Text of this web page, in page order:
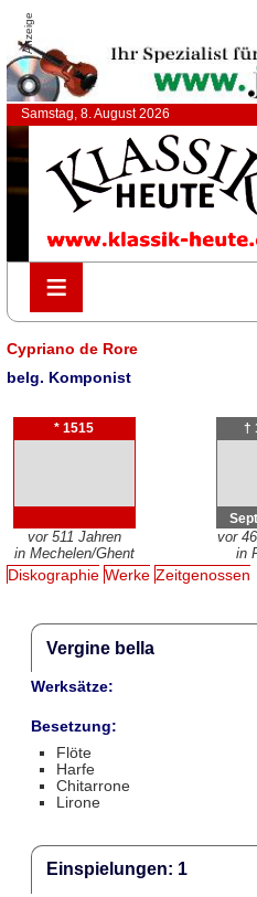
Anzeige
Samstag, 8. August 2026
≡
≡
Cypriano de Rore
belg. Komponist
* 1515
vor 511 Jahren
in Mechelen/Ghent
†
vor
in
Diskographie Werke Zeitgenossen
Vergine bella
Werksätze:
Besetzung:
Flöte
Harfe
Chitarrone
Lirone
Einspielungen: 1